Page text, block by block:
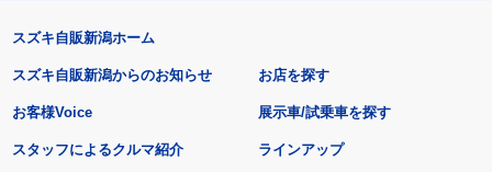
スズキ自販新潟ホーム
スズキ自販新潟からのお知らせ
お客様Voice
スタッフによるクルマ紹介
お店を探す
展示車/試乗車を探す
ラインアップ